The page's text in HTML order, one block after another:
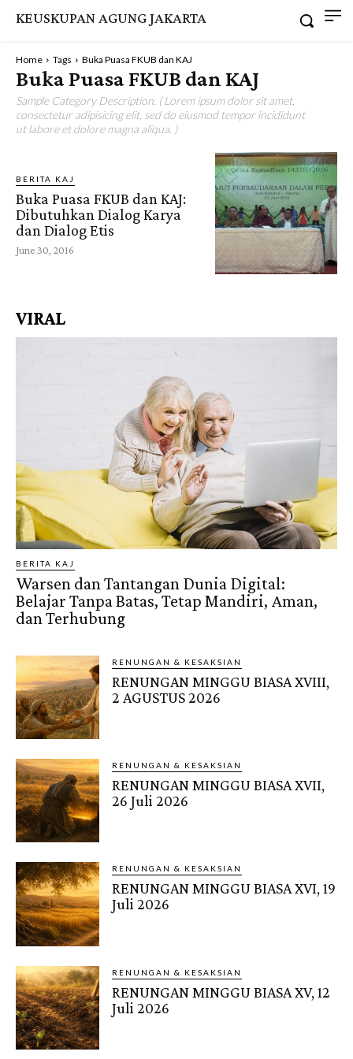
KEUSKUPAN AGUNG JAKARTA
Home Tags Buka Puasa FKUB dan KAJ
Buka Puasa FKUB dan KAJ
Sample Category Description. ( Lorem ipsum dolor sit amet,
consectetur adipisicing elit, sed do eiusmod tempor incididunt
ut labore et dolore magna aliqua. )
BERITA KAJ
Buka Puasa FKUB dan KAJ:
Dibutuhkan Dialog Karya
dan Dialog Etis
June 30, 2016
VIRAL
BERITA KAJ
Warsen dan Tantangan Dunia Digital:
Belajar Tanpa Batas, Tetap Mandiri, Aman,
dan Terhubung
RENUNGAN & KESAKSIAN
RENUNGAN MINGGU BIASA XVIII,
2 AGUSTUS 2026
RENUNGAN & KESAKSIAN
RENUNGAN MINGGU BIASA XVII,
26 Juli 2026
RENUNGAN & KESAKSIAN
RENUNGAN MINGGU BIASA XVI, 19
Juli 2026
RENUNGAN & KESAKSIAN
RENUNGAN MINGGU BIASA XV, 12
Juli 2026